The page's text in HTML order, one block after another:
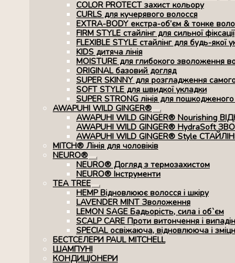
COLOR PROTECT захист кольору
CURLS для кучерявого волосся
EXTRA-BODY екстра-об’єм & тонке
FIRM STYLE стайлінг для сильної фіксації
FLEXIBLE STYLE стайлінг для будь-якої
KIDS дитяча лінія
MOISTURE для глибокого зволоження
ORIGINAL базовий догляд
SUPER SKINNY для розгладження
SOFT STYLE для швидкої укладки
SUPER STRONG лінія для
AWAPUHI WILD GINGER®
Розгорнуте
вкладене
меню
AWAPUHI WILD GINGER® Nourishing
AWAPUHI WILD GINGER® HydraSoft
AWAPUHI WILD GINGER® Style
MITCH® Лінія для чоловіків
NEURO®
Розгорнуте
вкладене
меню
NEURO® Догляд з термозахистом
NEURO® Інструменти
TEA TREE
Розгорнуте
вкладене
меню
HEMP Відновлюює волосся і шкіру
LAVENDER MINT Зволоження
LEMON SAGE Бадьорість, сила і об`єм
SCALP CARE Проти витончення і
SPECIAL освіжаюча, відновлююча і
БЕСТСЕЛЕРИ PAUL MITCHELL
ШАМПУНІ
КОНДИЦІОНЕРИ